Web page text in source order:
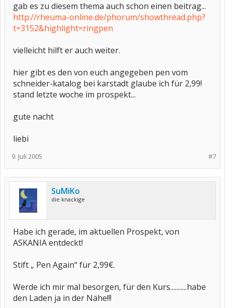
gab es zu diesem thema auch schon einen beitrag...
http://rheuma-online.de/phorum/showthread.php?
t=3152&highlight=ringpen
vielleicht hilft er auch weiter.
hier gibt es den von euch angegeben pen vom
schneider-katalog bei karstadt glaube ich für 2,99!
stand letzte woche im prospekt...
gute nacht
liebi
#7
9. Juli 2005
SuMiKo
die knackige
Habe ich gerade, im aktuellen Prospekt, von
ASKANIA entdeckt!
Stift „ Pen Again“ für 2,99€.
Werde ich mir mal besorgen, für den Kurs...........habe
den Laden ja in der Nähe!!!